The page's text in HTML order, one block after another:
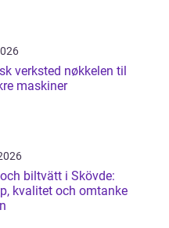
nøkkelen til
maskiner
biltvätt i Skövde:
kvalitet och omtanke